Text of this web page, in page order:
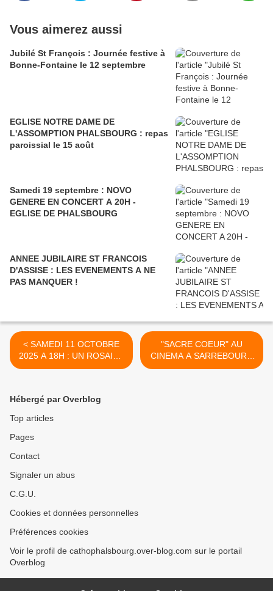
Vous aimerez aussi
Jubilé St François : Journée festive à
Bonne-Fontaine le 12 septembre
EGLISE NOTRE DAME DE
L'ASSOMPTION PHALSBOURG : repas
paroissial le 15 août
Samedi 19 septembre : NOVO
GENERE EN CONCERT A 20H -
EGLISE DE PHALSBOURG
ANNEE JUBILAIRE ST FRANCOIS
D'ASSISE : LES EVENEMENTS A NE
PAS MANQUER !
< SAMEDI 11 OCTOBRE
2025 A 18H : UN ROSAIRE
POUR LA PAIX AVEC LE
"SACRE COEUR" AU
CINEMA A SARREBOURG
!! >
Hébergé par Overblog
Top articles
Pages
Contact
Signaler un abus
C.G.U.
Cookies et données personnelles
Préférences cookies
Voir le profil de cathophalsbourg.over-blog.com sur le portail
Overblog